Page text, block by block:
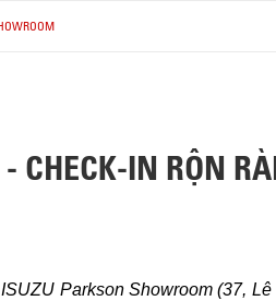
CHECK-IN RỘN
Parkson Showroom (37,